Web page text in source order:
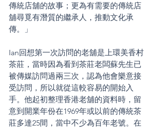
傳統店舖的故事；更為有需要的傳統店
舖尋覓有潛質的繼承人，推動文化承
傳。」
Ian回想第一次訪問的老舖是上環美香村
茶莊，當時因為看到茶莊老闆蘇先生已
被傳媒訪問過兩三次，認為他會樂意接
受訪問，所以就從這較容易的開始入
手。他起初整理香港老舖的資料時，留
意到開業年份在1969年或以前的傳統茶
莊多達25間，當中不少為百年老號。在